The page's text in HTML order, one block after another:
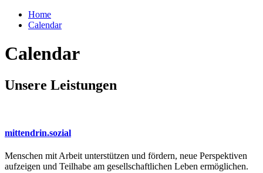
Home
Calendar
Calendar
Unsere Leistungen
mittendrin.sozial
Menschen mit Arbeit unterstützen und fördern, neue Perspektiven
aufzeigen und Teilhabe am gesellschaftlichen Leben ermöglichen.